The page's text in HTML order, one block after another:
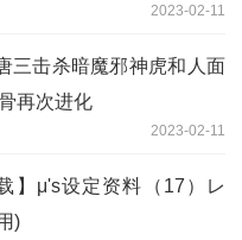
2023-02-11
三击杀暗魔邪神虎和人面
再次进化
2023-02-11
】μ's设定资料（17）レ
)